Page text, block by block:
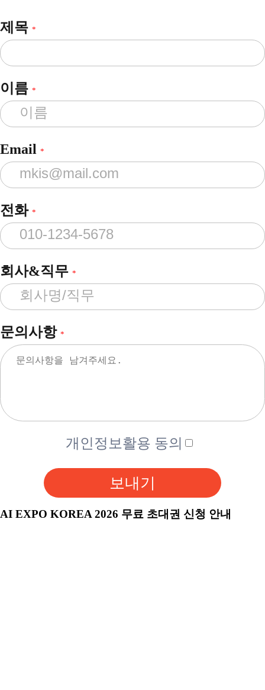
제목 *
이름 *
Email *
전화 *
회사&직무 *
문의사항 *
개인정보활용 동의
보내기
AI EXPO KOREA 2026 무료 초대권 신청 안내